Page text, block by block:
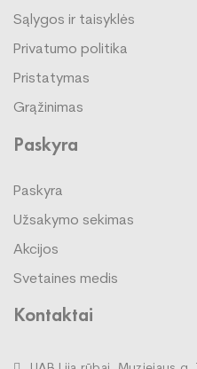
Sąlygos ir taisyklės
Privatumo politika
Pristatymas
Grąžinimas
Paskyra
Paskyra
Užsakymo sekimas
Akcijos
Svetaines medis
Kontaktai